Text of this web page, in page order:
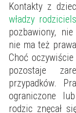
Kontakty z
władzy
pozbawiony,
nie ma też
Choć
pozostaje
przypadków.
ograniczone
rodzic znęcał